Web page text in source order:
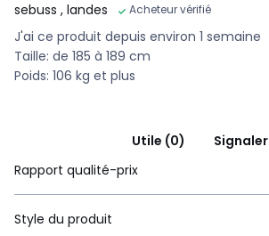
sebuss , landes Acheteur vérifié
J'ai ce produit depuis environ 1 semaine
Taille: de 185 à 189 cm
Poids: 106 kg et plus
Utile (0)
Signaler
Rapport qualité-prix
Style du produit